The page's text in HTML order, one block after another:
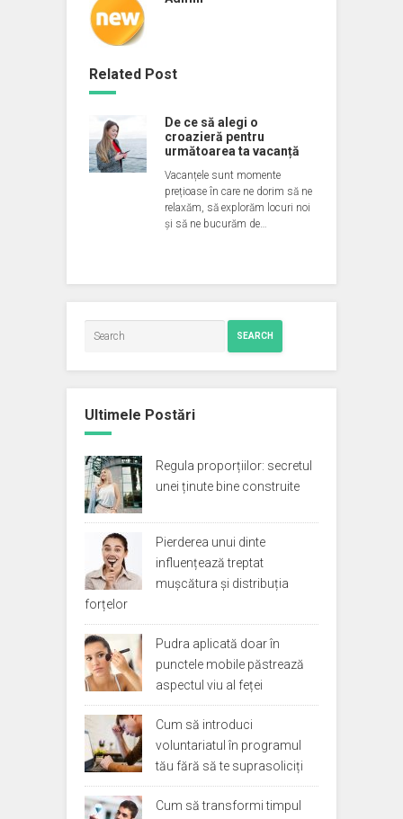
Related Post
De ce să alegi o
croazieră pentru
următoarea ta vacanță
Vacanțele sunt momente
prețioase în care ne dorim să ne
relaxăm, să explorăm locuri noi
și să ne bucurăm de…
SEARCH
Ultimele Postări
Regula proporțiilor: secretul
unei ținute bine construite
Pierderea unui dinte
influențează treptat
mușcătura și distribuția
forțelor
Pudra aplicată doar în
punctele mobile păstrează
aspectul viu al feței
Cum să introduci
voluntariatul în programul
tău fără să te suprasoliciți
Cum să transformi timpul